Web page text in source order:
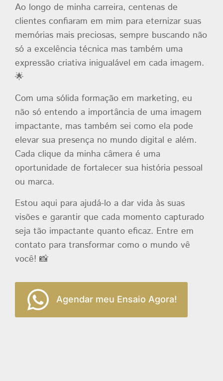
Ao longo de minha carreira, centenas de
clientes confiaram em mim para eternizar suas
memórias mais preciosas, sempre buscando não
só a excelência técnica mas também uma
expressão criativa inigualável em cada imagem.
🌟
Com uma sólida formação em marketing, eu
não só entendo a importância de uma imagem
impactante, mas também sei como ela pode
elevar sua presença no mundo digital e além.
Cada clique da minha câmera é uma
oportunidade de fortalecer sua história pessoal
ou marca.
Estou aqui para ajudá-lo a dar vida às suas
visões e garantir que cada momento capturado
seja tão impactante quanto eficaz. Entre em
contato para transformar como o mundo vê
você! 📸
Agendar meu Ensaio Agora!